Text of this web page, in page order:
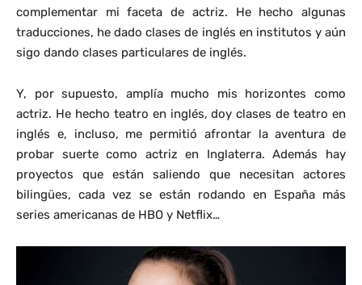
complementar mi faceta de actriz. He hecho algunas
traducciones, he dado clases de inglés en institutos y aún
sigo dando clases particulares de inglés.
Y, por supuesto, amplía mucho mis horizontes como
actriz. He hecho teatro en inglés, doy clases de teatro en
inglés e, incluso, me permitió afrontar la aventura de
probar suerte como actriz en Inglaterra. Además hay
proyectos que están saliendo que necesitan actores
bilingües, cada vez se están rodando en España más
series americanas de HBO y Netflix…